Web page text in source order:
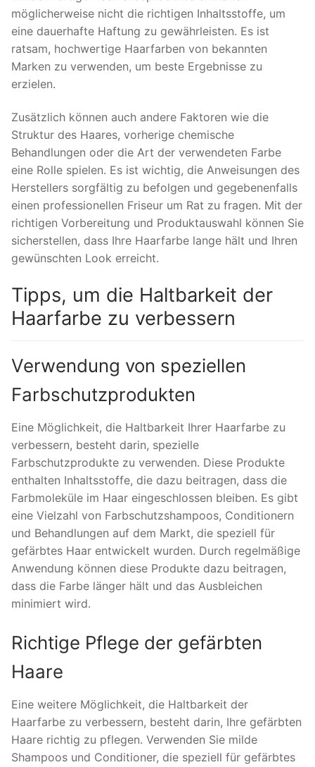
möglicherweise nicht die richtigen Inhaltsstoffe, um
eine dauerhafte Haftung zu gewährleisten. Es ist
ratsam, hochwertige Haarfarben von bekannten
Marken zu verwenden, um beste Ergebnisse zu
erzielen.
Zusätzlich können auch andere Faktoren wie die
Struktur des Haares, vorherige chemische
Behandlungen oder die Art der verwendeten Farbe
eine Rolle spielen. Es ist wichtig, die Anweisungen des
Herstellers sorgfältig zu befolgen und gegebenenfalls
einen professionellen Friseur um Rat zu fragen. Mit der
richtigen Vorbereitung und Produktauswahl können Sie
sicherstellen, dass Ihre Haarfarbe lange hält und Ihren
gewünschten Look erreicht.
Tipps, um die Haltbarkeit der
Haarfarbe zu verbessern
Verwendung von speziellen
Farbschutzprodukten
Eine Möglichkeit, die Haltbarkeit Ihrer Haarfarbe zu
verbessern, besteht darin, spezielle
Farbschutzprodukte zu verwenden. Diese Produkte
enthalten Inhaltsstoffe, die dazu beitragen, dass die
Farbmoleküle im Haar eingeschlossen bleiben. Es gibt
eine Vielzahl von Farbschutzshampoos, Conditionern
und Behandlungen auf dem Markt, die speziell für
gefärbtes Haar entwickelt wurden. Durch regelmäßige
Anwendung können diese Produkte dazu beitragen,
dass die Farbe länger hält und das Ausbleichen
minimiert wird.
Richtige Pflege der gefärbten
Haare
Eine weitere Möglichkeit, die Haltbarkeit der
Haarfarbe zu verbessern, besteht darin, Ihre gefärbten
Haare richtig zu pflegen. Verwenden Sie milde
Shampoos und Conditioner, die speziell für gefärbtes